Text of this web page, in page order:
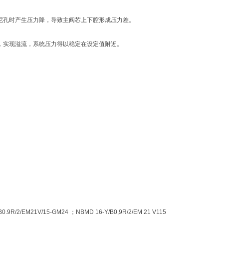
时产生压力降，导致主阀芯上下腔形成压力差。
现溢流，系统压力得以稳定在设定值附近。
2/EM21V/15-GM24 ；NBMD 16-Y/B0,9R/2/EM 21 V115